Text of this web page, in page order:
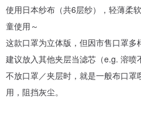
使用日本纱布（共6层纱），轻薄柔
童使用～
这款口罩为立体版，但因市售口罩多
建议放入其他夹层当滤芯（e.g. 溶喷
不放口罩／夹层时，就是一般布口
用，阻挡灰尘。